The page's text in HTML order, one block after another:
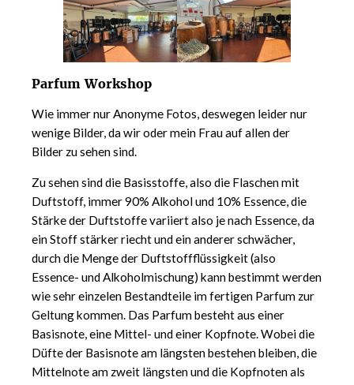
Parfum Workshop
Wie immer nur Anonyme Fotos, deswegen leider nur
wenige Bilder, da wir oder mein Frau auf allen der
Bilder zu sehen sind.
Zu sehen sind die Basisstoffe, also die Flaschen mit
Duftstoff, immer 90% Alkohol und 10% Essence, die
Stärke der Duftstoffe variiert also je nach Essence, da
ein Stoff stärker riecht und ein anderer schwächer,
durch die Menge der Duftstoffflüssigkeit (also
Essence- und Alkoholmischung) kann bestimmt werden
wie sehr einzelen Bestandteile im fertigen Parfum zur
Geltung kommen. Das Parfum besteht aus einer
Basisnote, eine Mittel- und einer Kopfnote. Wobei die
Düfte der Basisnote am längsten bestehen bleiben, die
Mittelnote am zweit längsten und die Kopfnoten als